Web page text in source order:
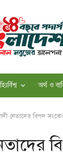
অর্থ ও
নেতাদের বিপদ